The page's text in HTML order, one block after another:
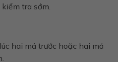
tra sớm.
hai má trước hoặc hai má